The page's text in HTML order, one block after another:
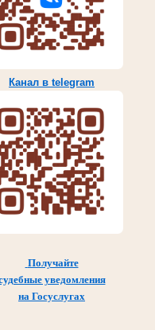
Канал в telegram
Получайте
уведомления
на Госуслугах